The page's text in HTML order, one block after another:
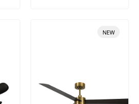
NEW